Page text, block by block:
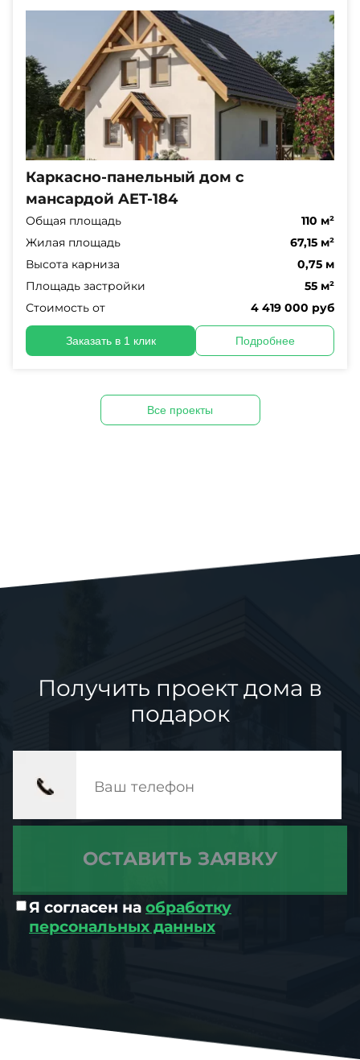
Каркасно-панельный дом с
мансардой AET-184
Общая площадь
110 м²
Жилая площадь
67,15 м²
Высота карниза
0,75 м
Площадь застройки
55 м²
Стоимость от
4 419 000 руб
Заказать в 1 клик Подробнее
Все проекты
Получить проект дома в
подарок
Я согласен на обработку
персональных данных